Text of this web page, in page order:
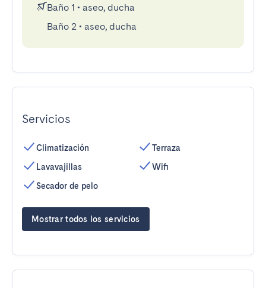
Baño 1 • aseo, ducha
Baño 2 • aseo, ducha
Servicios
Climatización
Lavavajillas
Secador de pelo
Terraza
Wifi
Mostrar todos los servicios